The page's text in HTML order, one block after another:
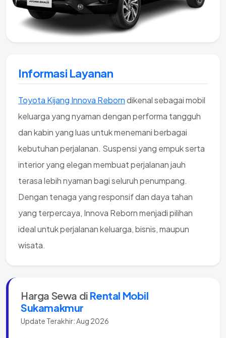
Informasi Layanan
Toyota Kijang Innova Reborndikenal sebagai mobil
keluarga yang nyaman dengan performa tangguh
dan kabin yang luas untuk menemani berbagai
kebutuhan perjalanan. Suspensi yang empuk serta
interior yang elegan membuat perjalanan jauh
terasa lebih nyaman bagi seluruh penumpang.
Dengan tenaga yang responsif dan daya tahan
yang terpercaya, Innova Reborn menjadi pilihan
ideal untuk perjalanan keluarga, bisnis, maupun
wisata.
Harga Sewa di Rental Mobil
Sukamakmur
Update Terakhir: Aug 2026